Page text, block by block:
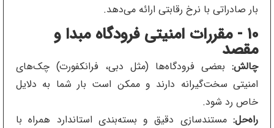
بار صادراتی با نرخ رقابتی ارائه می‌دهد.
۱۰ - مقررات امنیتی فرودگاه مبدا و
مقصد
چالش: بعضی فرودگاه‌ها (مثل دبی، فرانکفورت) چک‌های
امنیتی سخت‌گیرانه دارند و ممکن است بار شما به دلایل
خاص رد شود.
راه‌حل: مستندسازی دقیق و بسته‌بندی استاندارد همراه با